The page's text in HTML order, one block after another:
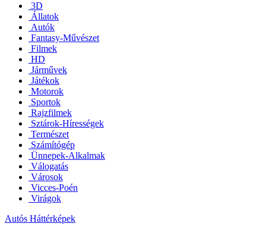
3D
Állatok
Autók
Fantasy-Művészet
Filmek
HD
Járművek
Játékok
Motorok
Sportok
Rajzfilmek
Sztárok-Hírességek
Természet
Számítógép
Ünnepek-Alkalmak
Válogatás
Városok
Vicces-Poén
Virágok
Autós Háttérképek